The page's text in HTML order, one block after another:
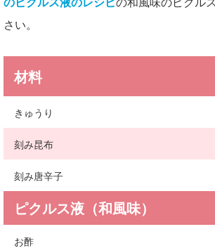
さい。
材料
きゅうり
刻み昆布
刻み唐辛子
ピクルス液（和風味）
お酢